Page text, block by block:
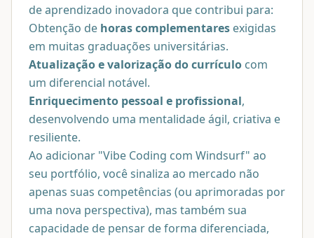
de aprendizado inovadora que contribui para:
Obtenção de horas complementares exigidas
em muitas graduações universitárias.
Atualização e valorização do currículo com
um diferencial notável.
Enriquecimento pessoal e profissional,
desenvolvendo uma mentalidade ágil, criativa e
resiliente.
Ao adicionar "Vibe Coding com Windsurf" ao
seu portfólio, você sinaliza ao mercado não
apenas suas competências (ou aprimoradas por
uma nova perspectiva), mas também sua
capacidade de pensar de forma diferenciada,